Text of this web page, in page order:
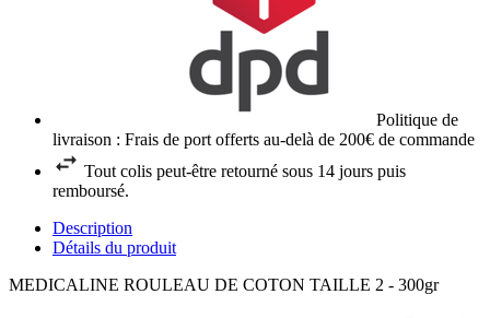
Politique de
livraison : Frais de port offerts au-delà de 200€ de commande
Tout colis peut-être retourné sous 14 jours puis
remboursé.
Description
Détails du produit
MEDICALINE ROULEAU DE COTON TAILLE 2 - 300gr